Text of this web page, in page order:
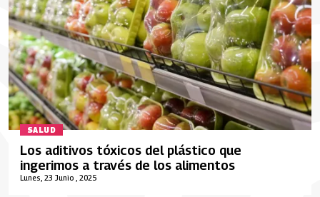
SALUD
Lunes, 23 Junio , 2025
Los aditivos tóxicos del plástico que
ingerimos a través de los alimentos